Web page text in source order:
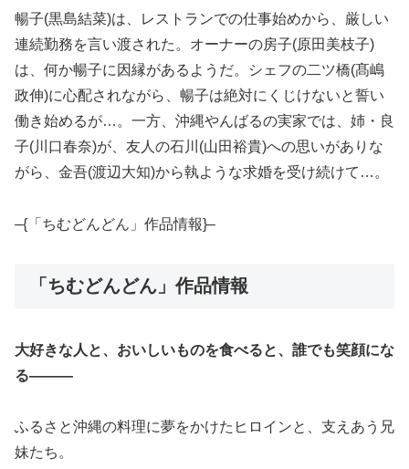
暢子(黒島結菜)は、レストランでの仕事始めから、厳しい
連続勤務を言い渡された。オーナーの房子(原田美枝子)
は、何か暢子に因縁があるようだ。シェフの二ツ橋(髙嶋
政伸)に心配されながら、暢子は絶対にくじけないと誓い
働き始めるが…。一方、沖縄やんばるの実家では、姉・良
子(川口春奈)が、友人の石川(山田裕貴)への思いがありな
がら、金吾(渡辺大知)から執ような求婚を受け続けて…。
–{「ちむどんどん」作品情報}–
「ちむどんどん」作品情報
大好きな人と、おいしいものを食べると、誰でも笑顔にな
る―――
ふるさと沖縄の料理に夢をかけたヒロインと、支えあう兄
妹たち。